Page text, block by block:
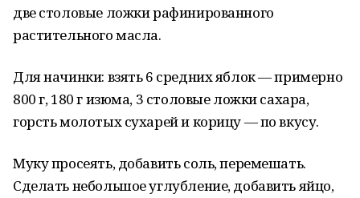
две столовые ложки рафинированного
растительного масла.
Для начинки: взять 6 средних яблок — примерно
800 г, 180 г изюма, 3 столовые ложки сахара,
горсть молотых сухарей и корицу — по вкусу.
Муку просеять, добавить соль, перемешать.
Сделать небольшое углубление, добавить яйцо,